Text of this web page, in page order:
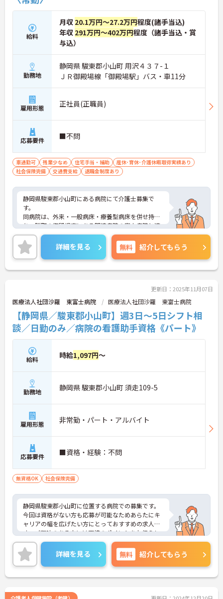
給料
月収 20.1万円～27.2万円程度(諸手当込)
年収 291万円～402万円程度（諸手当込・賞
与込）
勤務地
静岡県 駿東郡小山町 用沢４３７-１
ＪＲ御殿場線「御殿場駅」バス・車11分
雇用形態 正社員(正職員)
応募要件 ■不問
車通勤可 残業少なめ 住宅手当・補助
産休･育休･介護休暇取得実績あり
社会保険完備
交通費支給 退職金制度あり
静岡県駿東郡小山町にある病院にて介護士募集で
す。
同病院は、外来・一般病床・療養型病床を併せ持
ち、隣町の御殿場市にある関連病院の富士病院と連
携しながら保健医療から慢性期医療まで、地域住民
の方の為に幅広く活動しております。
福利厚生の充実も魅力のひとつ♪ 託児所もありま
す。
ご興味のある方はお気軽にお問い合わせください！
詳細を見る 無料 紹介してもらう
更新日：2025年11月07日
医療法人社団沙羅 東富士病院 医療法人社団沙羅 東富士病院
【静岡県／駿東郡小山町】週3日～5日シフト相
談／日勤のみ／病院の看護助手資格《パート》
給料 時給1,097円～
勤務地 静岡県 駿東郡小山町 須走109-5
雇用形態 非常勤・パート・アルバイト
応募要件 ■資格・経験：不問
無資格OK 社会保険完備
静岡県駿東郡小山町に位置する病院での募集です。
今回は資格がない方も応募が可能なためあらたにキ
ャリアの幅を広げたい方にとっておすすめの求人で
す。ご興味のある方には面接のポイントをお伝えし
ますので、お気軽にお問い合わせください。
詳細を見る 無料 紹介してもらう